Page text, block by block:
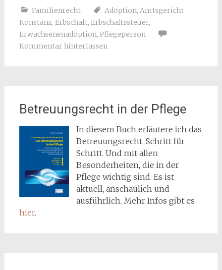
Familienrecht Adoption, Amtsgericht
Konstanz, Erbschaft, Erbschaftssteuer,
Erwachsenenadoption, Pflegeperson
Kommentar hinterlassen
Betreuungsrecht in der Pflege
In diesem Buch erläutere ich das
Betreuungsrecht. Schritt für
Schritt. Und mit allen
Besonderheiten, die in der
Pflege wichtig sind. Es ist
aktuell, anschaulich und
ausführlich. Mehr Infos gibt es
hier.